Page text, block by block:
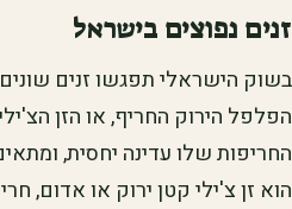
זנים נפוצים בישראל
בשוק הישראלי תפגשו זנים
הפלפל הירוק החריף, או הזן
החריפות שלו עדינה יחסית,
הוא זן צ'ילי קטן ירוק או אדום,